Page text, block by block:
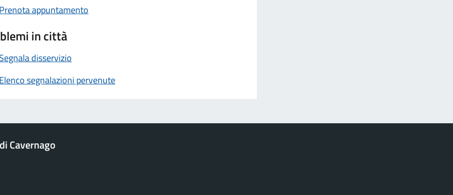
Prenota appuntamento
in città
Segnala disservizio
Elenco segnalazioni pervenute
Cavernago